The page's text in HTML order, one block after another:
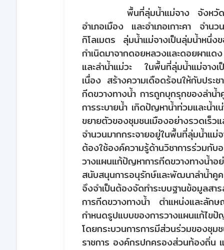
พื้นที่ลุ่มน้ำแม่จาง จังหวัด
อำเภอเมือง และอำเภอเกาะคา
กิโลเมตร ลุ่มน้ำแม่จางเป็นลุ่มน้ำหนึ่
กำเนิดมาจากดอยหลวงและดอยผาแ
และลำน้ำแม่วะ ในพื้นที่ลุ่มน้ำแม่จาง
เนื่อง สร้างความเดือดร้อนให้กับปร
กีดขวางทางน้ำ การถูกบุกรุกของลำน้
การระบายน้ำ เกิดปัญหาน้ำท่วมและน้ำ
ขยายตัวของชุมชนเมืองอย่างรวดเร็ว
จำนวนมากกระจายอยู่ในพื้นที่ลุ่มน้ำแ
ต้องใช้องค์ความรู้ด้านวิชาการร่วมกั
วางแผนแก้ปัญหาการกีดขวางทางน้
สนับสนุนการอนุรักษ์และพัฒนาลำน้ำคู
จึงจำเป็นต้องจัดทำระบบฐานข้อมูลส
การกีดขวางทางน้ำ ตำแหน่งและลั
กำหนดรูปแบบของการวางแผนแก้ไข
โดยกระบวนการการมีส่วนร่วมของ
ราชการ องค์กรปกครองส่วนท้องถิ่น